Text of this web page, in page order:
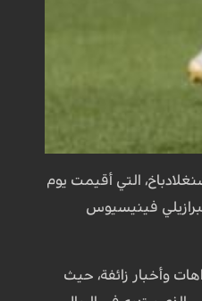
التي أقيمت يوم
فينيسيوس
وأخبار زائفة، حيث